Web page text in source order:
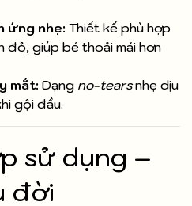
ứng nhẹ: Thiết kế phù hợp
đỏ, giúp bé thoải mái hơn
mắt: Dạng no-tearsnhẹ dịu
gội đầu.
sử dụng –
đời